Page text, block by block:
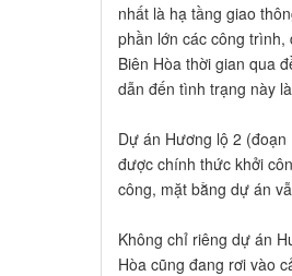
nhất là hạ tầng giao
phần lớn các công
Biên Hòa thời gian qua
dẫn đến tình trạng này
Dự án Hương lộ 2
được chính thức khởi
công, mặt bằng dự án
Không chỉ riêng dự án
Hòa cũng đang rơi vào